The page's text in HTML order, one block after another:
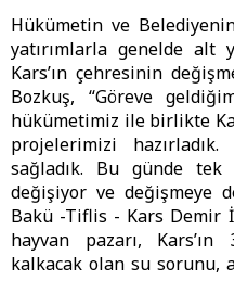
Hükümetin ve
yatırımlarla genelde alt
Kars’ın çehresinin
Bozkuş, “Göreve
hükümetimiz ile birlikte
projelerimizi
sağladık. Bu günde
değişiyor ve değişmeye
Bakü -Tiflis - Kars Demir
hayvan pazarı,
kalkacak olan su sorunu,